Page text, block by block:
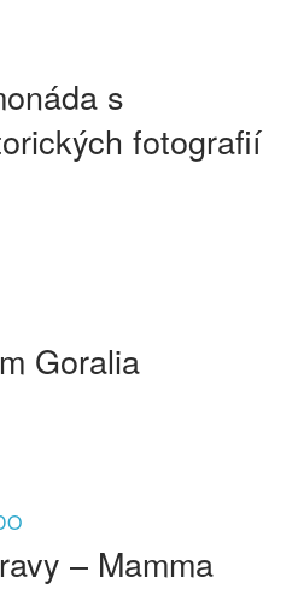
s
fotografií
Goralia
– Mamma